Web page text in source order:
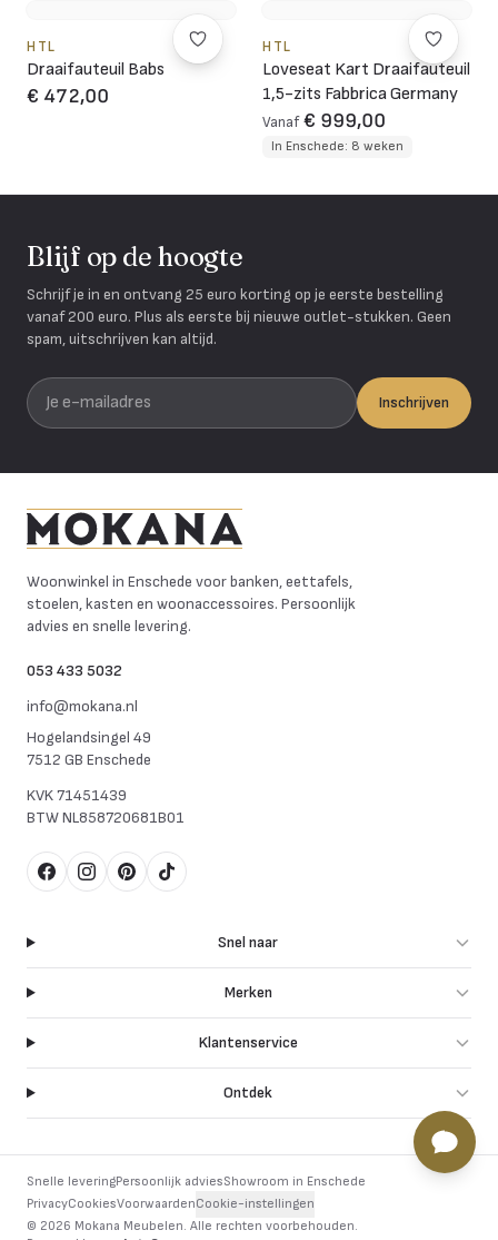
HTL
Draaifauteuil Babs
€ 472,00
HTL
Loveseat Kart Draaifauteuil
1,5-zits Fabbrica Germany
Vanaf € 999,00
In Enschede: 8 weken
Blijf op de hoogte
Schrijf je in en ontvang 25 euro korting op je eerste bestelling
vanaf 200 euro. Plus als eerste bij nieuwe outlet-stukken. Geen
spam, uitschrijven kan altijd.
Je e-mailadres
Inschrijven
Woonwinkel in Enschede voor banken, eettafels,
stoelen, kasten en woonaccessoires. Persoonlijk
advies en snelle levering.
053 433 5032
info@mokana.nl
Hogelandsingel 49
7512 GB Enschede
KVK71451439
BTWNL858720681B01
FacebookInstagram
Pinterest
TikTok
Snel naar
Merken
Klantenservice
Ontdek
Snelle leveringPersoonlijk adviesShowroom in Enschede
PrivacyCookiesVoorwaardenCookie-instellingen
© 2026 Mokana Meubelen. Alle rechten voorbehouden.